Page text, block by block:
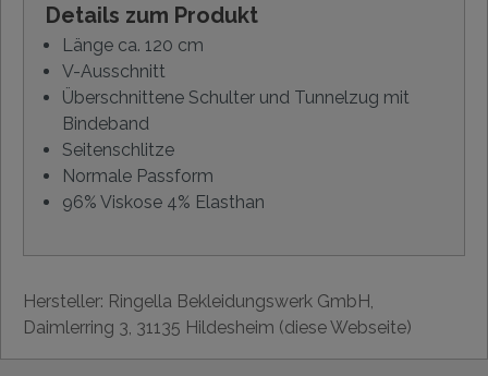
Details zum Produkt
Länge ca. 120 cm
V-Ausschnitt
Überschnittene Schulter und Tunnelzug mit
Bindeband
Seitenschlitze
Normale Passform
96% Viskose 4% Elasthan
Hersteller: Ringella Bekleidungswerk GmbH,
Daimlerring 3, 31135 Hildesheim (diese Webseite)